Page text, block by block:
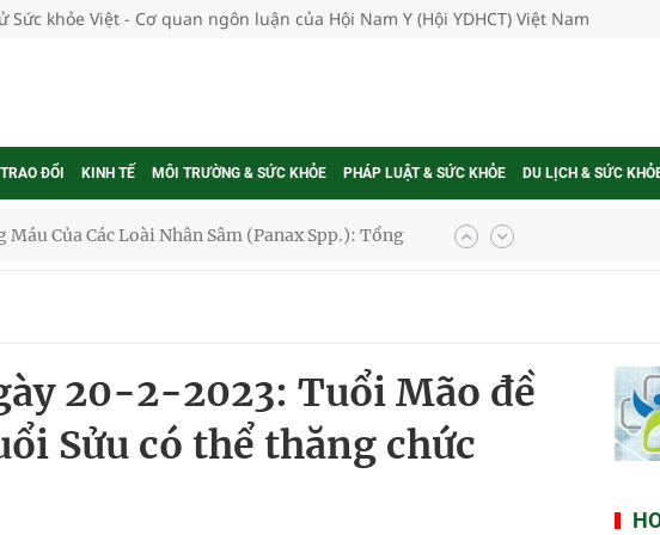
Sức khỏe Việt - Cơ quan ngôn luận của Hội Nam Y (Hội YDHCT) Việt Nam
ĐỔI KINH TẾ MÔI TRƯỜNG & SỨC KHỎE PHÁP LUẬT & SỨC KHỎE DU LỊCH & SỨC
quốc
lực cho môi trường và cộng đồng
bảo hiểm y tế nếu không đăng ký khám theo yêu
20-2-2023: Tuổi Mão đề
Sửu có thể thăng chức